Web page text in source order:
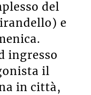
del
e
ingresso
il
in città,